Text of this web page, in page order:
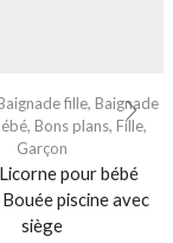
fille, Baignade
, Bons plans, Fille,
Garçon
pour bébé
piscine avec
siège